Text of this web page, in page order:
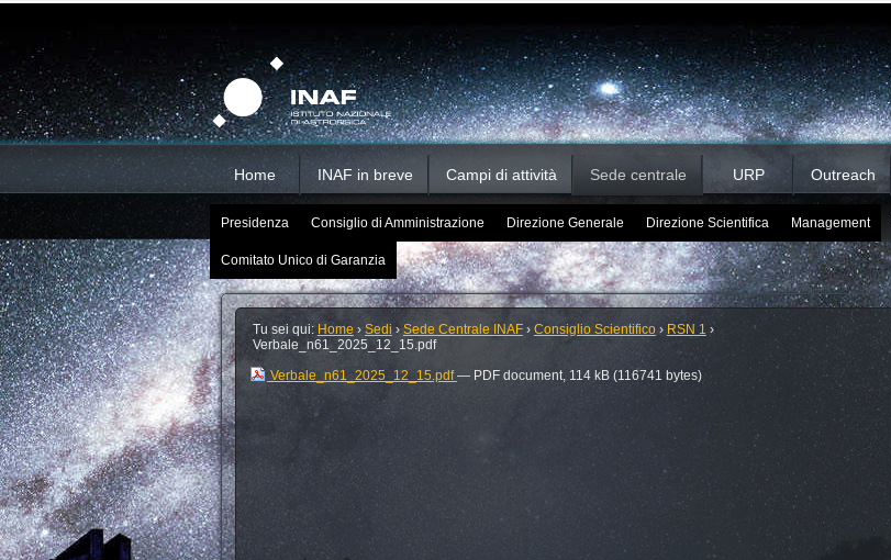
contenuti.
Salta
alla
navigazione
Home INAF in breve Campi di attività Sede centrale URP Outreach
Presidenza Consiglio di Amministrazione Direzione Generale Direzione Scientifica Management
Comitato Unico di Garanzia
Tu sei qui: Home › Sedi › Sede Centrale INAF › Consiglio Scientifico › RSN 1 ›
Verbale_n61_2025_12_15.pdf
Verbale_n61_2025_12_15.pdf— PDF document, 114 kB (116741 bytes)